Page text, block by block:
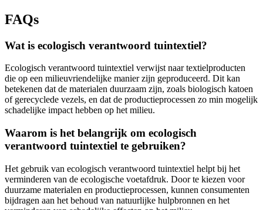
FAQs
Wat is ecologisch verantwoord tuintextiel?
Ecologisch verantwoord tuintextiel verwijst naar textielproducten
die op een milieuvriendelijke manier zijn geproduceerd. Dit kan
betekenen dat de materialen duurzaam zijn, zoals biologisch katoen
of gerecyclede vezels, en dat de productieprocessen zo min mogelijk
schadelijke impact hebben op het milieu.
Waarom is het belangrijk om ecologisch
verantwoord tuintextiel te gebruiken?
Het gebruik van ecologisch verantwoord tuintextiel helpt bij het
verminderen van de ecologische voetafdruk. Door te kiezen voor
duurzame materialen en productieprocessen, kunnen consumenten
bijdragen aan het behoud van natuurlijke hulpbronnen en het